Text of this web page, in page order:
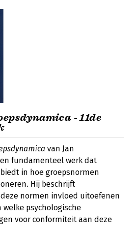
- 11de
van Jan
fundamenteel werk dat
in hoe groepsnormen
Hij beschrijft
normen invloed uitoefenen
psychologische
voor conformiteit aan deze